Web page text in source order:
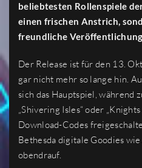
beliebtesten Rollenspiele
einen frischen Anstrich,
freundliche Veröffentlichung
Der Release ist für den 13.
gar nicht mehr so lange hin.
sich das Hauptspiel, während
„Shivering Isles“ oder
Download-Codes
Bethesda digitale Goodies
obendrauf.